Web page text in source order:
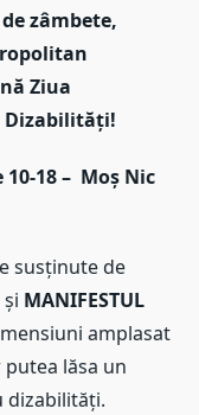
zâmbete,
Ziua
Dizabilități!
18 – Moș Nic
de
MANIFESTUL
amplasat
lăsa un
dizabilități.